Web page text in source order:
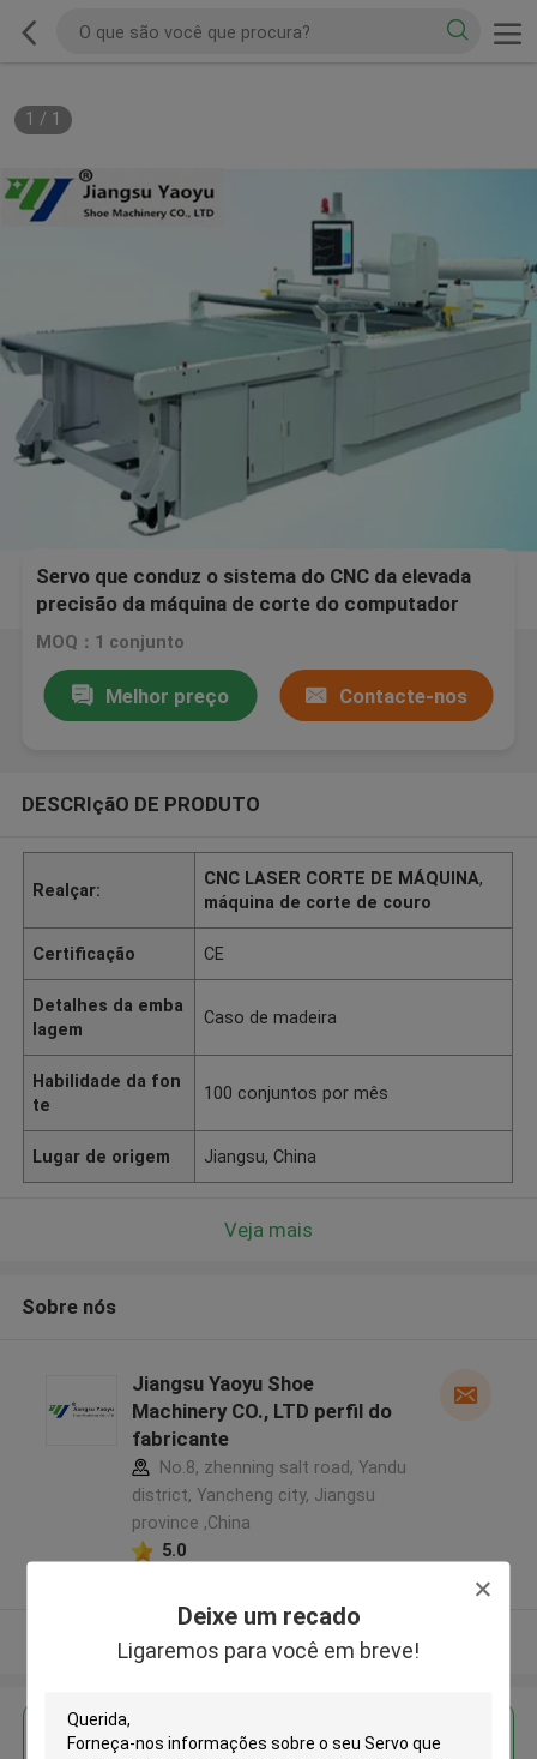
Deixe um recado
Ligaremos para você em breve!
1 / 1
Servo que conduz o sistema do CNC da elevada
precisão da máquina de corte do computador
automático
MOQ：1 conjunto
Melhor preço Contacte-nos
DESCRIçãO DE PRODUTO
Realçar:
CNC LASER CORTE DE MÁQUINA,
máquina de corte de couro
Certificação CE
Detalhes da emba
lagem
Caso de madeira
Habilidade da fon
te
100 conjuntos por mês
Lugar de origem Jiangsu, China
Veja mais
Sobre nós
Jiangsu Yaoyu Shoe
Machinery CO., LTD perfil do
fabricante
No.8, zhenning salt road, Yandu
district, Yancheng city, Jiangsu
province ,China
5.0
Veja mais
Obter o melhor preço para